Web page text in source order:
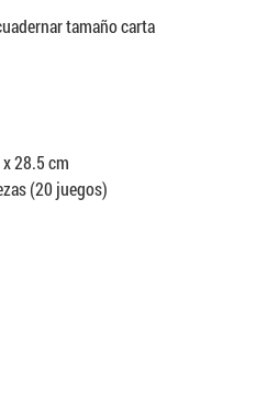
tamaño carta
28.5 cm
(20 juegos)